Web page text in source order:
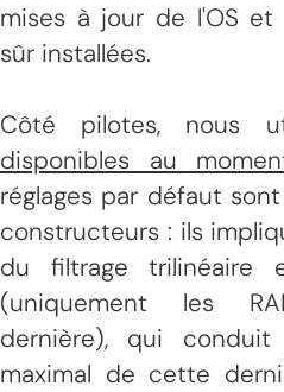
mises à jour de l'OS
sûr installées.
Côté pilotes, nous
disponibles au
réglages par défaut
constructeurs : ils
du filtrage trilinéaire
(uniquement les
dernière), qui
maximal de cette